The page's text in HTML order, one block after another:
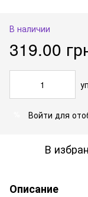
В наличии
319.00
Войти для
В
Описание